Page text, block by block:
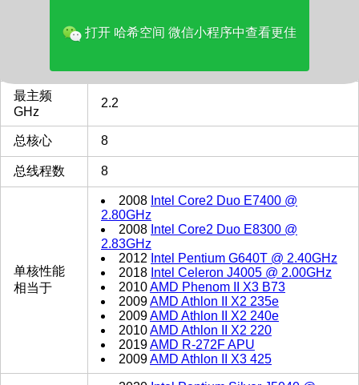
多核评分 3423
最主频
GHz
2.2
总核心 8
总线程数 8
单核性能
相当于
2008 Intel Core2 Duo E7400 @
2.80GHz
2008 Intel Core2 Duo E8300 @
2.83GHz
2012 Intel Pentium G640T @ 2.40GHz
2018 Intel Celeron J4005 @ 2.00GHz
2010AMD Phenom II X3 B73
2009AMD Athlon II X2 235e
2009AMD Athlon II X2 240e
2010AMD Athlon II X2 220
2019AMD R-272F APU
2009AMD Athlon II X3 425
打开 哈希空间 微信小程序中查看更佳